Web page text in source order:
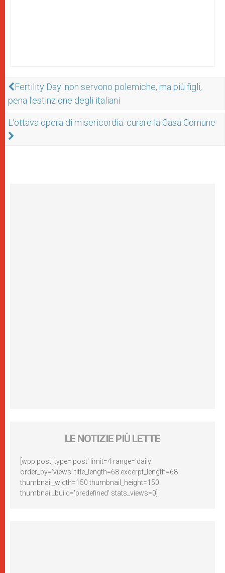
Fertility Day: non servono polemiche, ma più figli,
pena l'estinzione degli italiani
L’ottava opera di misericordia: curare la Casa Comune
LE NOTIZIE PIÙ LETTE
[wpp post_type='post' limit=4 range='daily'
order_by='views' title_length=68 excerpt_length=68
thumbnail_width=150 thumbnail_height=150
thumbnail_build='predefined' stats_views=0]